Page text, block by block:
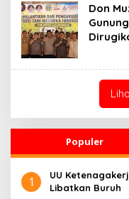
Don
Populer
1
UU
Libatkan Buruh